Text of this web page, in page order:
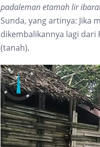
padaleman etamah lir
Sunda, yang artinya: Jika
dikembalikannya lagi dari
(tanah).